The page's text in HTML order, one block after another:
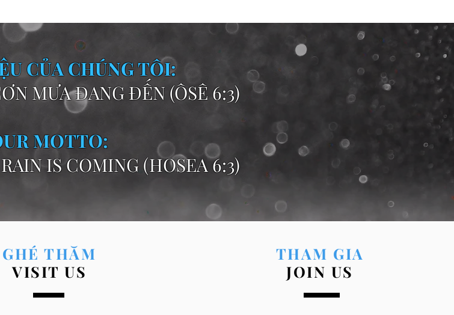
CỦA CHÚNG TÔI:
MƯA ĐANG ĐẾN (ÔSÊ 6:3)
MOTTO:
IS COMING (HOSEA 6:3)
GHÉ THĂM
VISIT US
THAM GIA
JOIN US